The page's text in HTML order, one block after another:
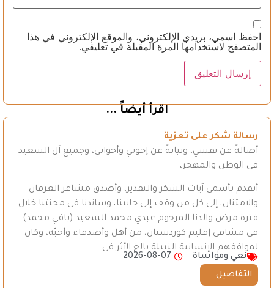
احفظ اسمي، بريدي الإلكتروني، والموقع الإلكتروني في هذا
المتصفح لاستخدامها المرة المقبلة في تعليقي.
اقرأ أيضاً ...
رسالة شكر على تعزية
أصالةً عن نفسي، ونيابةً عن إخوتي وأخواتي، وجميع آل السعيد
في الوطن والمهجر،
أتقدم بأسمى آيات الشكر والتقدير، وأصدق مشاعر العرفان
والامتنان، إلى كل من وقف إلى جانبنا، وساندنا في محنتنا خلال
فترة مرض والدنا المرحوم عبدي محمد السعيد (بافي محمد)
في مشافي إقليم كوردستان، من أهل وأصدقاء وأحبّة، وكان
لمواقفهم الإنسانية النبيلة بالغ الأثر في…
نعي ومواساة
2026-08-07
التفاصيل ...